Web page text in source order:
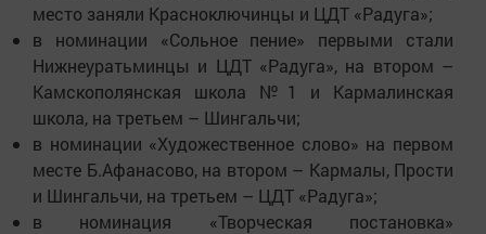
место заняли Красноключинцы и ЦДТ «Радуга»;
в номинации «Сольное пение» первыми стали
Нижнеуратьминцы и ЦДТ «Радуга», на втором –
Камскополянская школа №1 и Кармалинская
школа, на третьем – Шингальчи;
в номинации «Художественное слово» на первом
месте Б.Афанасово, на втором – Кармалы, Прости
и Шингальчи, на третьем – ЦДТ «Радуга»;
в номинация «Творческая постановка»